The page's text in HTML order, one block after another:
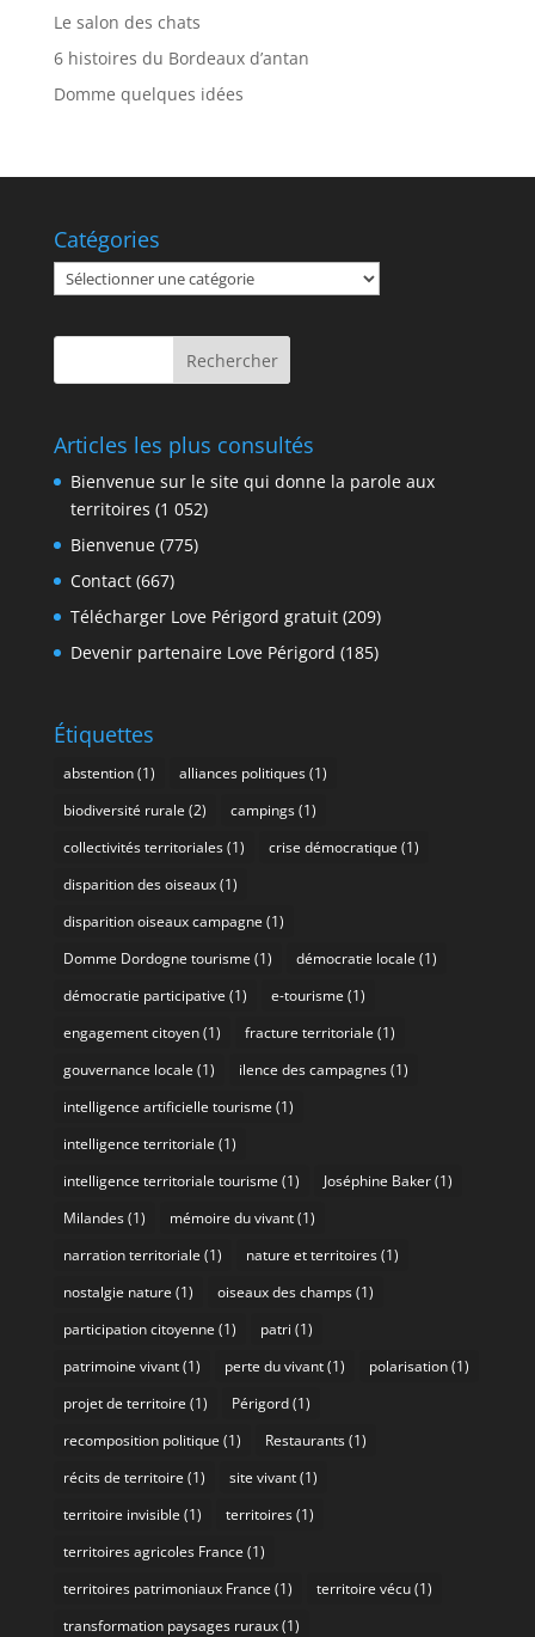
Le salon des chats
6 histoires du Bordeaux d’antan
Domme quelques idées
Catégories
Catégories
Articles les plus consultés
Bienvenue sur le site qui donne la parole aux
territoires (1 052)
Bienvenue (775)
Contact (667)
Télécharger Love Périgord gratuit (209)
Devenir partenaire Love Périgord (185)
Étiquettes
abstention(1) alliances politiques(1)
biodiversité rurale (2) campings(1)
collectivités territoriales(1) crise démocratique (1)
disparition des oiseaux(1)
disparition oiseaux campagne (1)
Domme Dordogne tourisme (1) démocratie locale (1)
démocratie participative (1) e-tourisme (1)
engagement citoyen(1) fracture territoriale (1)
gouvernance locale (1) ilence des campagnes(1)
intelligence artificielle tourisme (1)
intelligence territoriale (1)
intelligence territoriale tourisme (1) Joséphine Baker(1)
Milandes(1) mémoire du vivant(1)
narration territoriale (1) nature et territoires(1)
nostalgie nature (1) oiseaux des champs(1)
participation citoyenne (1) patri (1)
patrimoine vivant(1) perte du vivant(1) polarisation(1)
projet de territoire (1) Périgord(1)
recomposition politique (1) Restaurants(1)
récits de territoire (1) site vivant(1)
territoire invisible (1) territoires(1)
territoires agricoles France (1)
territoires patrimoniaux France (1) territoire vécu(1)
transformation paysages ruraux(1)